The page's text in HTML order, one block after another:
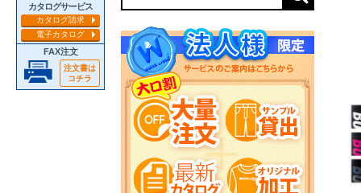
カタログサービス
カタログ請求
電子カタログ
FAX注文
注文書は
コチラ